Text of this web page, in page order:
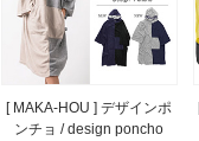
[ MAKA-HOU ] デザインポ
ンチョ / design poncho